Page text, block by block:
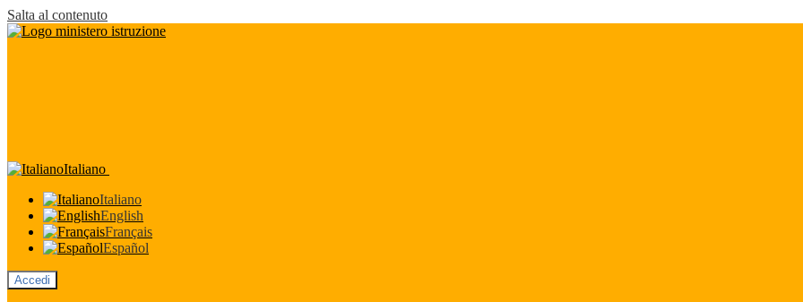
Salta al contenuto
Italiano
Italiano
English
Français
Español
Accedi